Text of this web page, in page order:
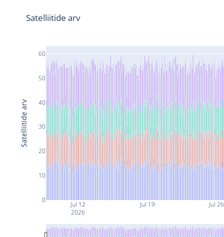
Jul 12
2026
Jul 19 Jul 26
0
10
20
30
40
50
60
Satelliitide arv
Satelliitide arv